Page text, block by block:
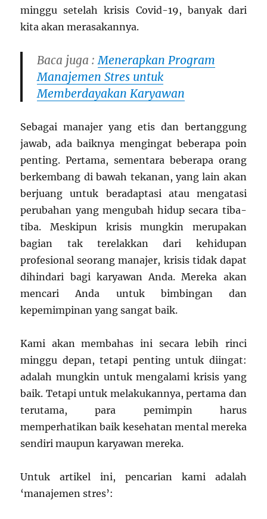
minggu setelah krisis Covid-19, banyak dari
kita akan merasakannya.
Baca juga : Menerapkan Program
Manajemen Stres untuk
Memberdayakan Karyawan
Sebagai manajer yang etis dan bertanggung
jawab, ada baiknya mengingat beberapa poin
penting. Pertama, sementara beberapa orang
berkembang di bawah tekanan, yang lain akan
berjuang untuk beradaptasi atau mengatasi
perubahan yang mengubah hidup secara tiba-
tiba. Meskipun krisis mungkin merupakan
bagian tak terelakkan dari kehidupan
profesional seorang manajer, krisis tidak dapat
dihindari bagi karyawan Anda. Mereka akan
mencari Anda untuk bimbingan dan
kepemimpinan yang sangat baik.
Kami akan membahas ini secara lebih rinci
minggu depan, tetapi penting untuk diingat:
adalah mungkin untuk mengalami krisis yang
baik. Tetapi untuk melakukannya, pertama dan
terutama, para pemimpin harus
memperhatikan baik kesehatan mental mereka
sendiri maupun karyawan mereka.
Untuk artikel ini, pencarian kami adalah
‘manajemen stres’: